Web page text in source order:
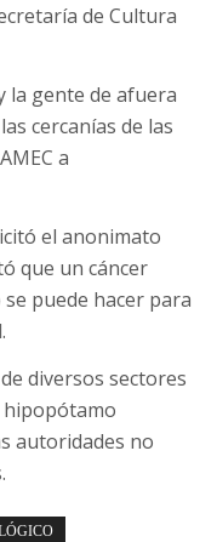
de Cultura
la gente de afuera
cercanías de las
a
el anonimato
que un cáncer
puede hacer para
diversos sectores
hipopótamo
autoridades no